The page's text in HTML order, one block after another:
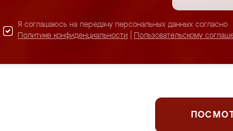
Я соглашаюсь на передачу персональных данных согласно
Политике конфиденциальности
Пользовательскому